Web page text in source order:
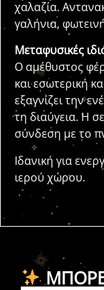
χαλαζία.
γαλήνια,
Μεταφυσικές
Ο αμέθυστος
και εσωτερική
εξαγνίζει την
τη διαύγεια. Η
σύνδεση με το
Ιδανική για
ιερού χώρου.